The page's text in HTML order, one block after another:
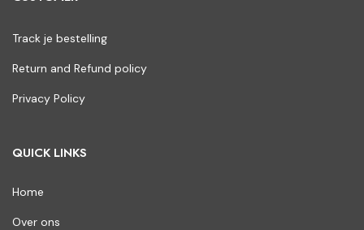
Track je bestelling
Return and Refund policy
Privacy Policy
QUICK LINKS
Home
Over ons